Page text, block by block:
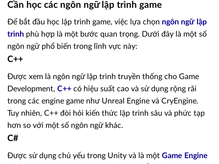
Cần học các ngôn ngữ lập trình game
Để bắt đầu học lập trình game, việc lựa chọn ngôn ngữ lập
trình phù hợp là một bước quan trọng. Dưới đây là một số
ngôn ngữ phổ biến trong lĩnh vực này:
C++
Được xem là ngôn ngữ lập trình truyền thống cho Game
Development, C++ có hiệu suất cao và sử dụng rộng rãi
trong các engine game như Unreal Engine và CryEngine.
Tuy nhiên, C++ đòi hỏi kiến thức lập trình sâu và phức tạp
hơn so với một số ngôn ngữ khác.
C#
Được sử dụng chủ yếu trong Unity và là một Game Engine